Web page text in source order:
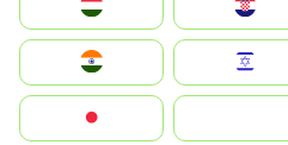
Hrvatska
Magyarország
Indonesia